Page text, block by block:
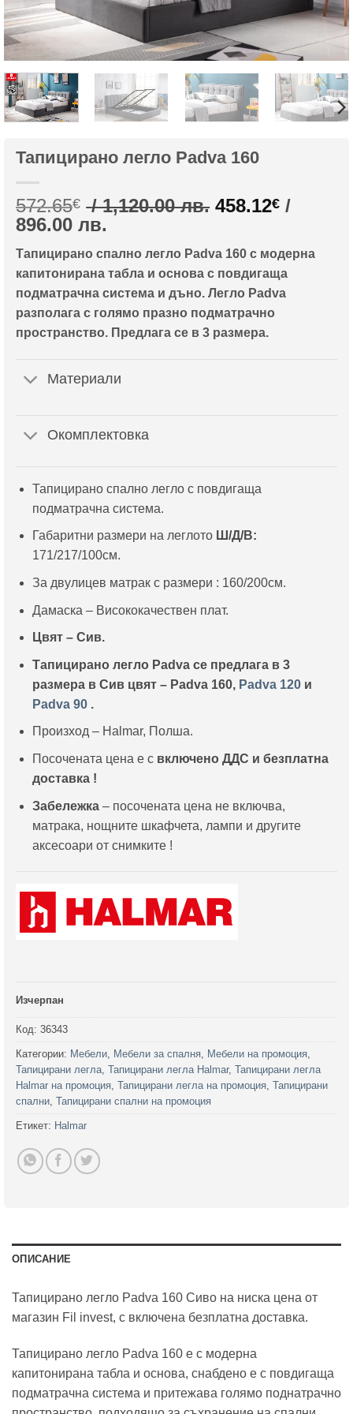
Тапицирано легло Padva 160
572.65€ / 1,120.00 лв. Original
572.65€
/
1,120.00
лв..
458.12€ /
896.00 лв.
е:
458.12€
/
896.00
лв..
Тапицирано спално легло Padva 160 с модерна
капитонирана табла и основа с повдигаща
подматрачна система и дъно. Легло Padva
разполага с голямо празно подматрачно
пространство. Предлага се в 3 размера.
Материали
Окомплектовка
Тапицирано спално легло с повдигаща
подматрачна система.
Габаритни размери на леглотоШ/Д/В:
171/217/100см.
За двулицев матрак с размери : 160/200см.
Дамаска – Висококачествен плат.
Цвят – Сив.
Тапицирано легло Padva се предлага в 3
размера в Сив цвят – Padva 160, Padva 120и
Padva 90 .
Произход – Halmar, Полша.
Посочената цена е с включено ДДС и безплатна
доставка !
Забележка– посочената цена не включва,
матрака, нощните шкафчета, лампи и другите
аксесоари от снимките !
Изчерпан
Код: 36343
Категории: Мебели Мебели за спалня Мебели на промоция
Тапицирани легла Тапицирани легла Halmar, Тапицирани легла
Halmar на промоция Тапицирани легла на промоция Тапицирани
спални Тапицирани спални на промоция
Етикет: Halmar
ОПИСАНИЕ
Тапицирано легло Padva 160 Сиво на ниска цена от
магазин Fil invest, с включена безплатна доставка.
Тапицирано легло Padva 160 е с модерна
капитонирана табла и основа, снабдено е с повдигаща
подматрачна система и притежава голямо поднатрачно